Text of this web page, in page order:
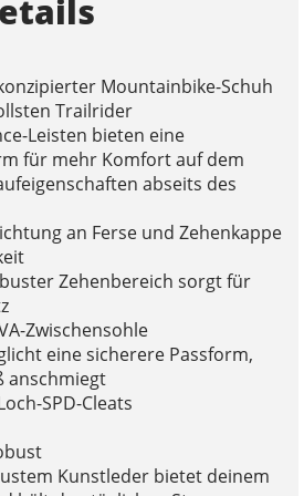
Mountainbike-Schuh
Trailrider
Leisten bieten eine
für mehr Komfort auf dem
abseits des
an Ferse und Zehenkappe
Zehenbereich sorgt für
Zwischensohle
eine sicherere Passform,
anschmiegt
SPD-Cleats
Kunstleder bietet deinem